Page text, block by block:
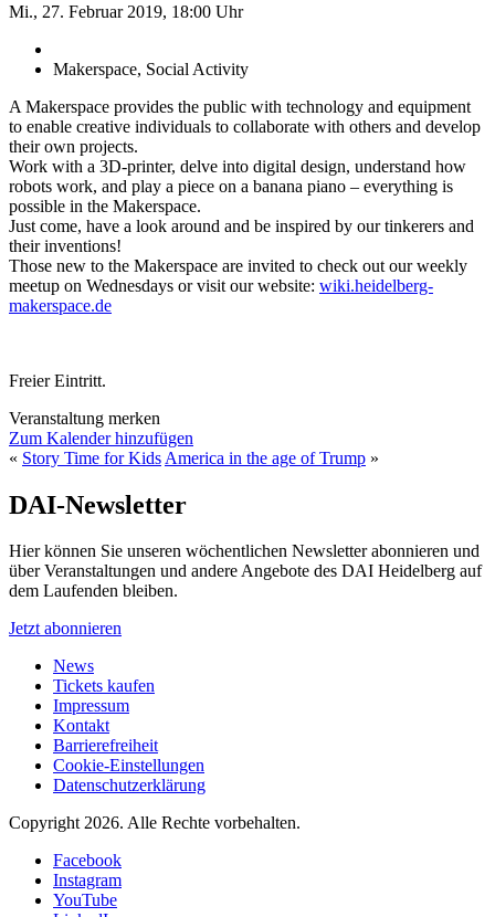
Mi., 27. Februar 2019, 18:00 Uhr
Makerspace, Social Activity
A Makerspace provides the public with technology and equipment
to enable creative individuals to collaborate with others and develop
their own projects.
Work with a 3D-printer, delve into digital design, understand how
robots work, and play a piece on a banana piano – everything is
possible in the Makerspace.
Just come, have a look around and be inspired by our tinkerers and
their inventions!
Those new to the Makerspace are invited to check out our weekly
meetup on Wednesdays or visit our website: wiki.heidelberg-
makerspace.de
Freier Eintritt.
Veranstaltung merken
Zum Kalender hinzufügen
« Story Time for Kids America in the age of Trump »
DAI-Newsletter
Hier können Sie unseren wöchentlichen Newsletter abonnieren und
über Veranstaltungen und andere Angebote des DAI Heidelberg auf
dem Laufenden bleiben.
Jetzt abonnieren
News
Tickets kaufen
Impressum
Kontakt
Barrierefreiheit
Cookie-Einstellungen
Datenschutzerklärung
Copyright 2026. Alle Rechte vorbehalten.
Facebook
Instagram
YouTube